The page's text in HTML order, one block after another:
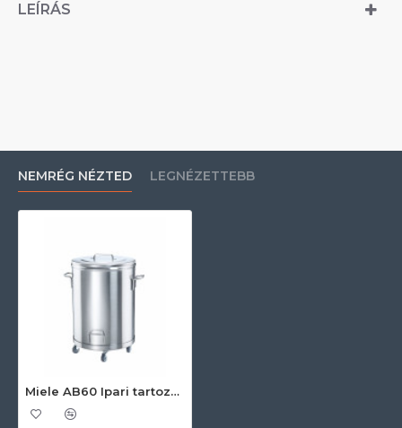
LEÍRÁS
NEMRÉG NÉZTED LEGNÉZETTEBB
Miele AB60 Ipari tartozékok